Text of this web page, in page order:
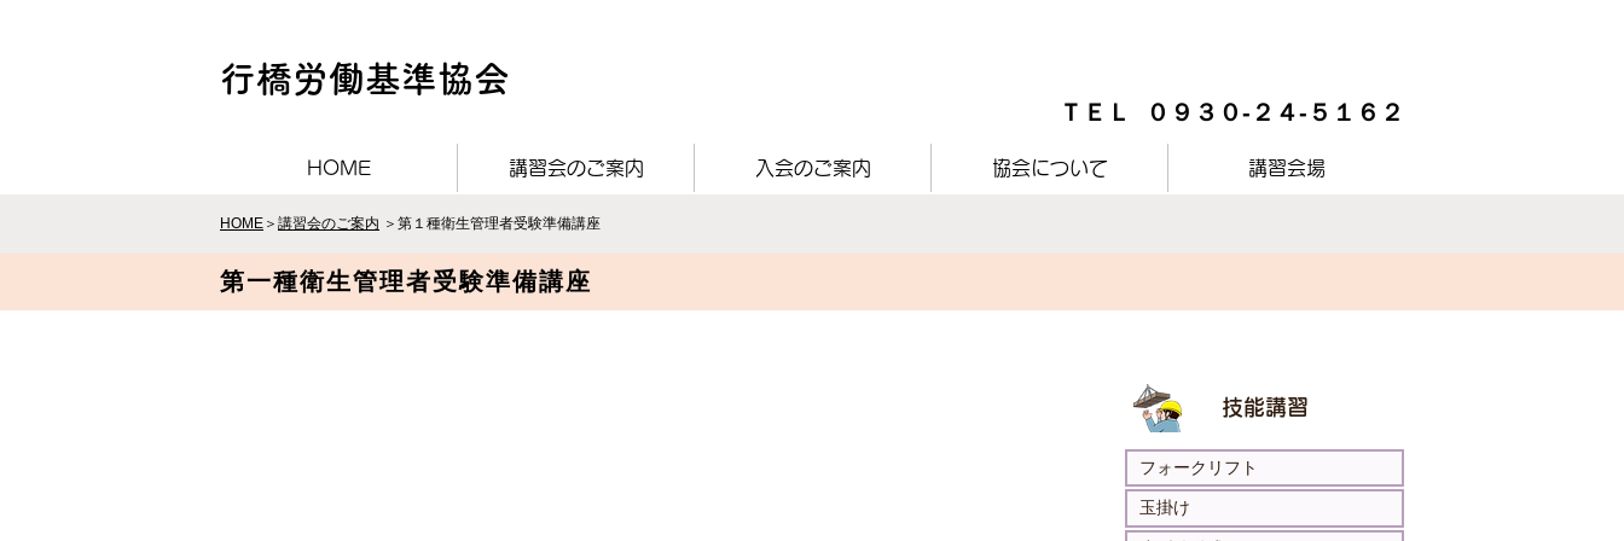
行橋労働基準協会
​ＴＥＬ ０９３０-２４-５１６２
HOME 講習会のご案内 入会のご案内 協会について 講習会場
HOME ＞ 講習会のご案内 ＞第１種衛生管理者受験準備講座
第一種衛生管理者受験準備講座
技能講習
フォークリフト
玉掛け